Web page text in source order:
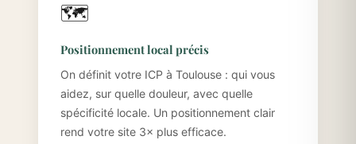
🗺️
Positionnement local précis
On définit votre ICP à Toulouse : qui vous
aidez, sur quelle douleur, avec quelle
spécificité locale. Un positionnement clair
rend votre site 3× plus efficace.